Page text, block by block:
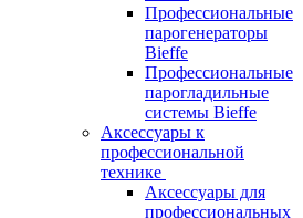
Профессиональные
парогенераторы
Bieffe
Профессиональные
парогладильные
системы Bieffe
Аксессуары к
профессиональной
технике
Аксессуары для
профессиональных